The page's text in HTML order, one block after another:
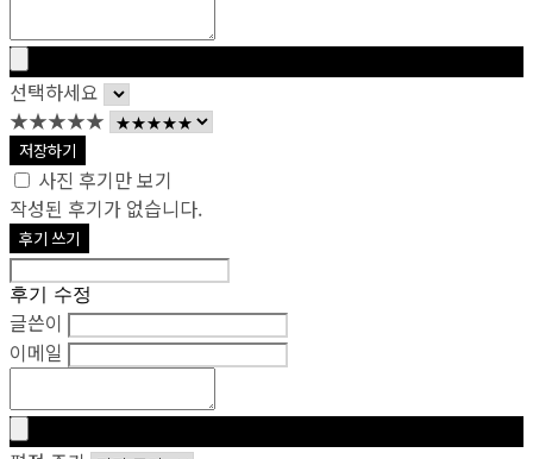
선택하세요
★★★★★
저장하기
사진 후기만 보기
작성된 후기가 없습니다.
후기 쓰기
후기 수정
글쓴이
이메일